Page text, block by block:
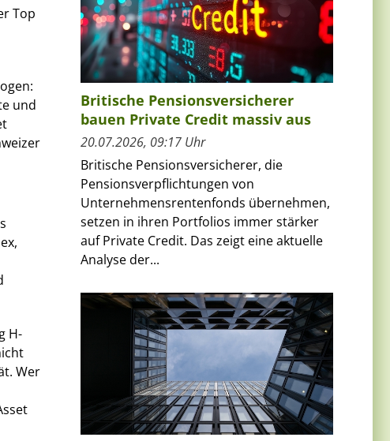
Top
und
H-
Wer
Britische Pensionsversicherer
bauen Private Credit massiv aus
20.07.2026, 09:17 Uhr
Britische Pensionsversicherer, die
Pensionsverpflichtungen von
Unternehmensrentenfonds übernehmen,
setzen in ihren Portfolios immer stärker
auf Private Credit. Das zeigt eine aktuelle
Analyse der...